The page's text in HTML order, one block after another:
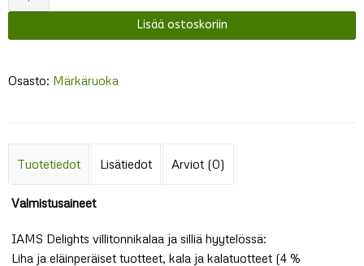
Delights
Lisää ostoskoriin
Osasto: Märkäruoka
Tuotetiedot Lisätiedot Arviot (0)
Valmistusaineet
IAMS Delights villitonnikalaa ja silliä hyytelössä:
Liha ja eläinperäiset tuotteet, kala ja kalatuotteet (4 %